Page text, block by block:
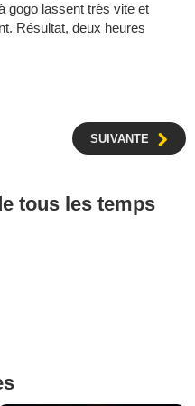
gogo lassent très vite et
Résultat, deux heures
SUIVANTE
tous les temps